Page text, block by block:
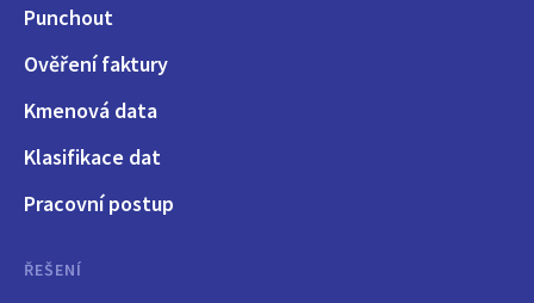
Punchout
Ověření faktury
Kmenová data
Klasifikace dat
Pracovní postup
ŘEŠENÍ